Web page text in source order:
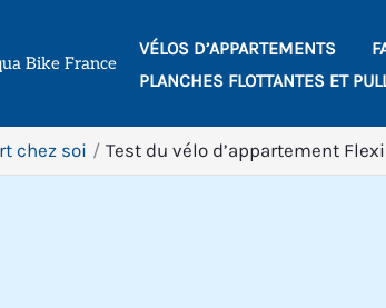
Bike France
VÉLOS D’APPARTEMENTS
PLANCHES FLOTTANTES ET
chez soi Test du vélo d’appartement